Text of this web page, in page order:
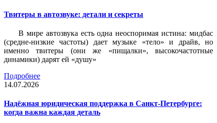
Твитеры в автозвуке: детали и секреты
В мире автозвука есть одна неоспоримая истина: мидбас
(средне-низкие частоты) дает музыке «тело» и драйв, но
именно твитеры (они же «пищалки», высокочастотные
динамики) дарят ей «душу»
Подробнее
14.07.2026
Надёжная юридическая поддержка в Санкт-Петербурге:
когда важна каждая деталь